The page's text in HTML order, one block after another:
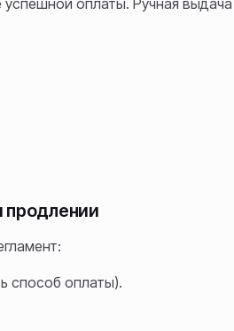
оплаты. Ручная выдача
продлении
способ оплаты).